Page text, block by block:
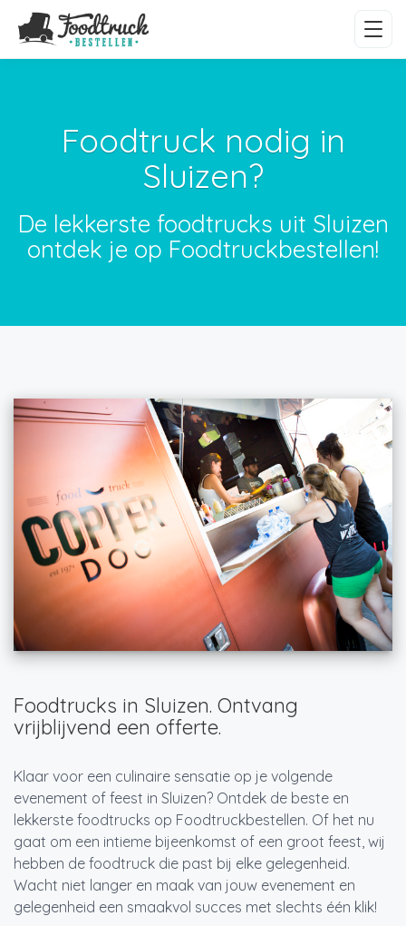
Foodtruck nodig in
Sluizen?
De lekkerste foodtrucks uit Sluizen
ontdek je op Foodtruckbestellen!
Foodtrucks in Sluizen. Ontvang
vrijblijvend een offerte.
Klaar voor een culinaire sensatie op je volgende
evenement of feest in Sluizen? Ontdek de beste en
lekkerste foodtrucks op Foodtruckbestellen. Of het nu
gaat om een intieme bijeenkomst of een groot feest, wij
hebben de foodtruck die past bij elke gelegenheid.
Wacht niet langer en maak van jouw evenement en
gelegenheid een smaakvol succes met slechts één klik!